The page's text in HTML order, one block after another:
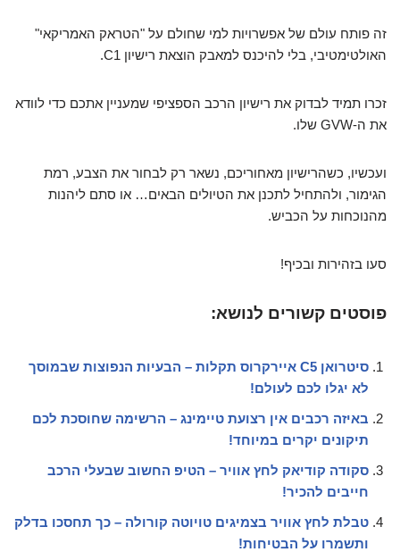
זה פותח עולם של אפשרויות למי שחולם על "הטראק האמריקאי"
האולטימטיבי, בלי להיכנס למאבק הוצאת רישיון C1.
זכרו תמיד לבדוק את רישיון הרכב הספציפי שמעניין אתכם כדי לוודא
את ה-GVW שלו.
ועכשיו, כשהרישיון מאחוריכם, נשאר רק לבחור את הצבע, רמת
הגימור, ולהתחיל לתכנן את הטיולים הבאים… או סתם ליהנות
מהנוכחות על הכביש.
סעו בזהירות ובכיף!
פוסטים קשורים לנושא:
סיטרואן C5 איירקרוס תקלות – הבעיות הנפוצות שבמוסך
לא יגלו לכם לעולם!
באיזה רכבים אין רצועת טיימינג – הרשימה שחוסכת לכם
תיקונים יקרים במיוחד!
סקודה קודיאק לחץ אוויר – הטיפ החשוב שבעלי הרכב
חייבים להכיר!
טבלת לחץ אוויר בצמיגים טויוטה קורולה – כך תחסכו בדלק
ותשמרו על הבטיחות!